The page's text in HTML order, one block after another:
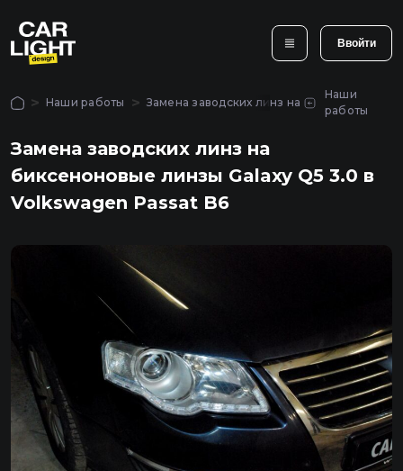
Ввойти
Популярные услуги
фар в Киеве
фар защитной
Услуги
Наши работы
Про автосвет
0
Все категории
Контакты
Наши работы Замена заводских линз на биксеноновые
Наши
работы
Замена заводских линз на
биксеноновые линзы Galaxy Q5 3.0 в
Volkswagen Passat B6
войдите в личный
кабинет
Закрыть